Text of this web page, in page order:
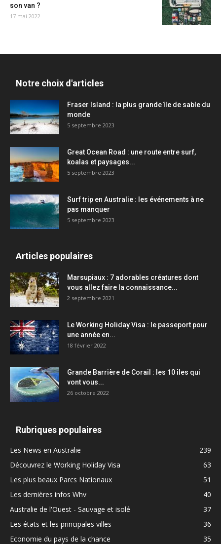
son van ?
17 mai 2022
Notre choix d'articles
Fraser Island : la plus grande île de sable du
monde
5 septembre 2023
Great Ocean Road : une route entre surf,
koalas et paysages...
5 septembre 2023
Surf trip en Australie : les événements à ne
pas manquer
5 septembre 2023
Articles populaires
Marsupiaux : 7 adorables créatures dont
vous allez faire la connaissance...
2 septembre 2021
Le Working Holiday Visa : le passeport pour
une année en...
18 février 2022
Grande Barrière de Corail : les 10 îles qui
vont vous...
26 octobre 2022
Rubriques populaires
Les News en Australie
239
Découvrez le Working Holiday Visa
63
Les plus beaux Parcs Nationaux
51
Les dernières infos Whv
40
Australie de l'Ouest - Sauvage et isolé
37
Les états et les principales villes
36
Economie du pays de la chance
35